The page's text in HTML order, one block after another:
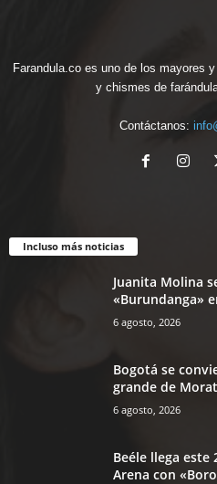
Farandula.co es uno de los mayores
y chismes de
Contáctanos:
Incluso más noticias
Juanita Molina
«Burundanga»
6 agosto, 2026
Bogotá se
grande de
6 agosto, 2026
Beéle llega este
Arena con